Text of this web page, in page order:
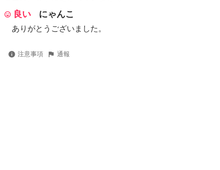
良い にゃんこ
ありがとうございました。
注意事項 通報